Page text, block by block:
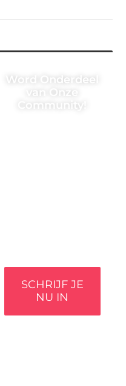
Word Onderdeel
van Onze
Community!
SCHRIJF JE
NU IN